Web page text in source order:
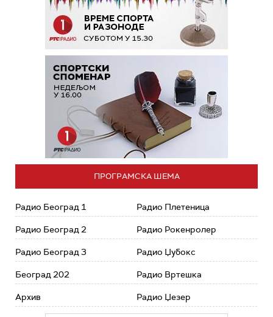
ПРОГРАМСКА ШЕМА
Радио Београд 1
Радио Београд 2
Радио Београд 3
Београд 202
Архив
Радио Плетеница
Радио Рокенролер
Радио Џубокс
Радио Вртешка
Радио Џезер